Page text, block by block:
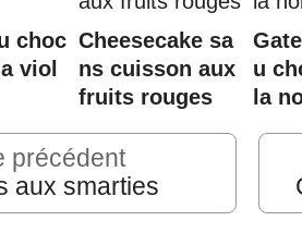
choc
viol
Cheesecake sa
ns cuisson aux
fruits rouges
u
la
précédent
aux smarties